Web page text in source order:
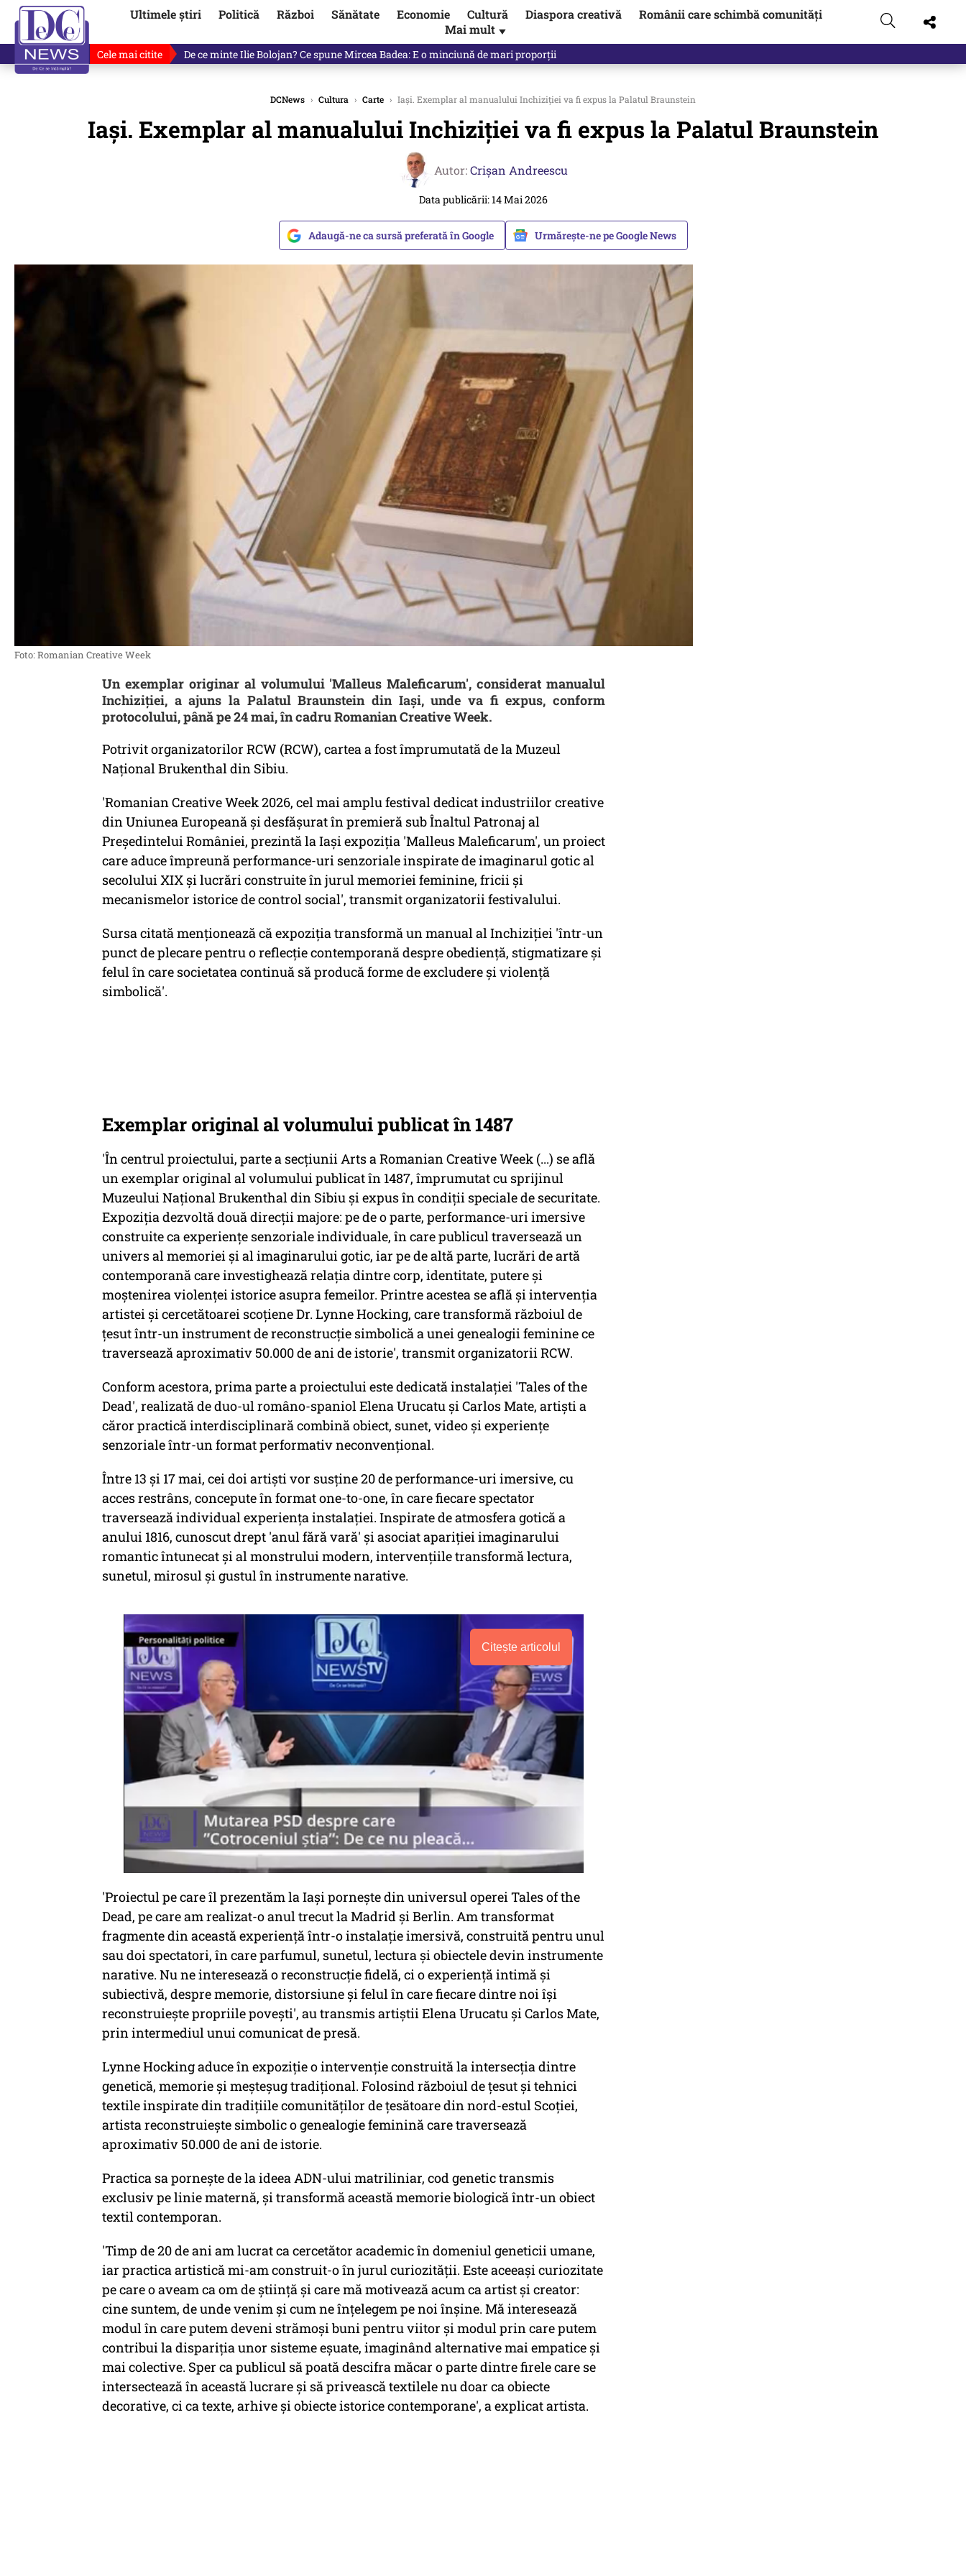
Ultimele știri Politică Război Sănătate Economie Cultură Diaspora creativă
Românii care schimbă comunități
Mai mult ▼
Cele mai citite De ce minte Ilie Bolojan? Ce spune Mircea Badea: E o minciună de mari proporții
DCNews › Cultura › Carte › Iași. Exemplar al manualului Inchiziției va fi expus la Palatul Braunstein
Iași. Exemplar al manualului Inchiziției va fi expus la Palatul Braunstein
Autor:Crişan Andreescu
Data publicării: 14 Mai 2026
Adaugă-ne ca sursă preferată în Google Urmărește-ne pe Google News
Foto: Romanian Creative Week
Un exemplar originar al volumului 'Malleus Maleficarum', considerat manualul
Inchiziției, a ajuns la Palatul Braunstein din Iași, unde va fi expus, conform
protocolului, până pe 24 mai, în cadru Romanian Creative Week.
Potrivit organizatorilor RCW (RCW), cartea a fost împrumutată de la Muzeul
Național Brukenthal din Sibiu.
'Romanian Creative Week 2026, cel mai amplu festival dedicat industriilor creative
din Uniunea Europeană și desfășurat în premieră sub Înaltul Patronaj al
Președintelui României, prezintă la Iași expoziția 'Malleus Maleficarum', un proiect
care aduce împreună performance-uri senzoriale inspirate de imaginarul gotic al
secolului XIX și lucrări construite în jurul memoriei feminine, fricii și
mecanismelor istorice de control social', transmit organizatorii festivalului.
Sursa citată menționează că expoziția transformă un manual al Inchiziției 'într-un
punct de plecare pentru o reflecție contemporană despre obediență, stigmatizare și
felul în care societatea continuă să producă forme de excludere și violență
simbolică'.
Exemplar original al volumului publicat în 1487
'În centrul proiectului, parte a secțiunii Arts a Romanian Creative Week (...) se află
un exemplar original al volumului publicat în 1487, împrumutat cu sprijinul
Muzeului Național Brukenthal din Sibiu și expus în condiții speciale de securitate.
Expoziția dezvoltă două direcții majore: pe de o parte, performance-uri imersive
construite ca experiențe senzoriale individuale, în care publicul traversează un
univers al memoriei și al imaginarului gotic, iar pe de altă parte, lucrări de artă
contemporană care investighează relația dintre corp, identitate, putere și
moștenirea violenței istorice asupra femeilor. Printre acestea se află și intervenția
artistei și cercetătoarei scoțiene Dr. Lynne Hocking, care transformă războiul de
țesut într-un instrument de reconstrucție simbolică a unei genealogii feminine ce
traversează aproximativ 50.000 de ani de istorie', transmit organizatorii RCW.
Conform acestora, prima parte a proiectului este dedicată instalației 'Tales of the
Dead', realizată de duo-ul româno-spaniol Elena Urucatu și Carlos Mate, artiști a
căror practică interdisciplinară combină obiect, sunet, video și experiențe
senzoriale într-un format performativ neconvențional.
Între 13 și 17 mai, cei doi artiști vor susține 20 de performance-uri imersive, cu
acces restrâns, concepute în format one-to-one, în care fiecare spectator
traversează individual experiența instalației. Inspirate de atmosfera gotică a
anului 1816, cunoscut drept 'anul fără vară' și asociat apariției imaginarului
romantic întunecat și al monstrului modern, intervențiile transformă lectura,
sunetul, mirosul și gustul în instrumente narative.
Citește articolul
'Proiectul pe care îl prezentăm la Iași pornește din universul operei Tales of the
Dead, pe care am realizat-o anul trecut la Madrid și Berlin. Am transformat
fragmente din această experiență într-o instalație imersivă, construită pentru unul
sau doi spectatori, în care parfumul, sunetul, lectura și obiectele devin instrumente
narative. Nu ne interesează o reconstrucție fidelă, ci o experiență intimă și
subiectivă, despre memorie, distorsiune și felul în care fiecare dintre noi își
reconstruiește propriile povești', au transmis artiștii Elena Urucatu și Carlos Mate,
prin intermediul unui comunicat de presă.
Lynne Hocking aduce în expoziție o intervenție construită la intersecția dintre
genetică, memorie și meșteșug tradițional. Folosind războiul de țesut și tehnici
textile inspirate din tradițiile comunităților de țesătoare din nord-estul Scoției,
artista reconstruiește simbolic o genealogie feminină care traversează
aproximativ 50.000 de ani de istorie.
Practica sa pornește de la ideea ADN-ului matriliniar, cod genetic transmis
exclusiv pe linie maternă, și transformă această memorie biologică într-un obiect
textil contemporan.
'Timp de 20 de ani am lucrat ca cercetător academic în domeniul geneticii umane,
iar practica artistică mi-am construit-o în jurul curiozității. Este aceeași curiozitate
pe care o aveam ca om de știință și care mă motivează acum ca artist și creator:
cine suntem, de unde venim și cum ne înțelegem pe noi înșine. Mă interesează
modul în care putem deveni strămoși buni pentru viitor și modul prin care putem
contribui la dispariția unor sisteme eșuate, imaginând alternative mai empatice și
mai colective. Sper ca publicul să poată descifra măcar o parte dintre firele care se
intersectează în această lucrare și să privească textilele nu doar ca obiecte
decorative, ci ca texte, arhive și obiecte istorice contemporane', a explicat artista.